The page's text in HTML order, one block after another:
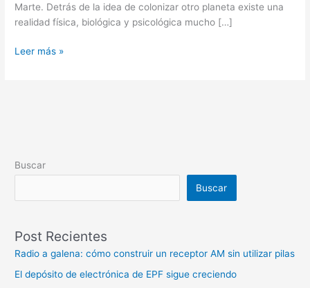
Marte. Detrás de la idea de colonizar otro planeta existe una
realidad física, biológica y psicológica mucho […]
Leer más »
Buscar
Buscar
Post Recientes
Radio a galena: cómo construir un receptor AM sin utilizar pilas
El depósito de electrónica de EPF sigue creciendo